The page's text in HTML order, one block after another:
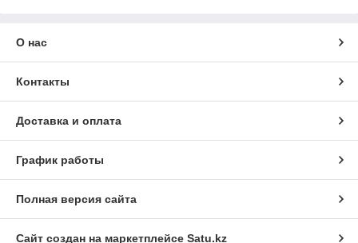
О нас
Контакты
Доставка и оплата
График работы
Полная версия сайта
Сайт создан на маркетплейсе Satu.kz